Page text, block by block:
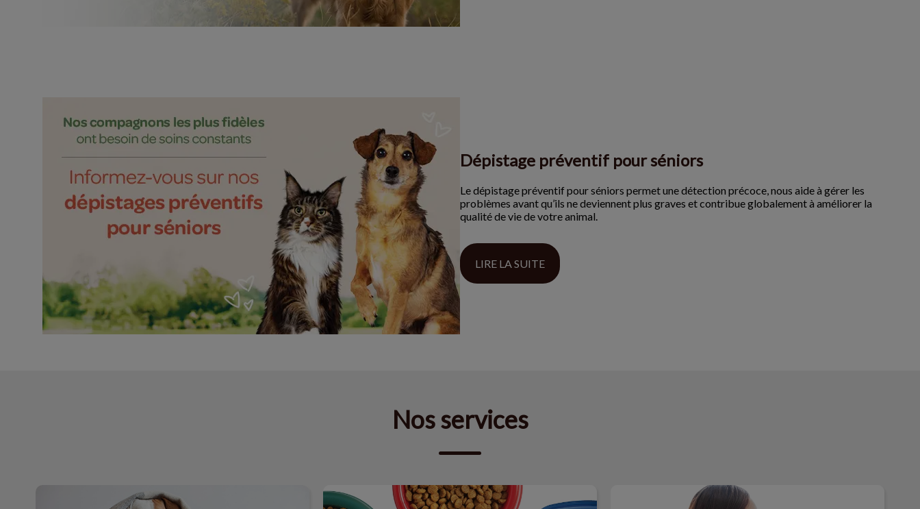
Dépistage préventif pour séniors
Le dépistage préventif pour séniors permet une détection précoce, nous aide à gérer les
problèmes avant qu’ils ne deviennent plus graves et contribue globalement à améliorer la
qualité de vie de votre animal.
LIRE LA SUITE
Nos services
Services pour chiens et chats
Alimentation de votre animal Optimisez votre visite !